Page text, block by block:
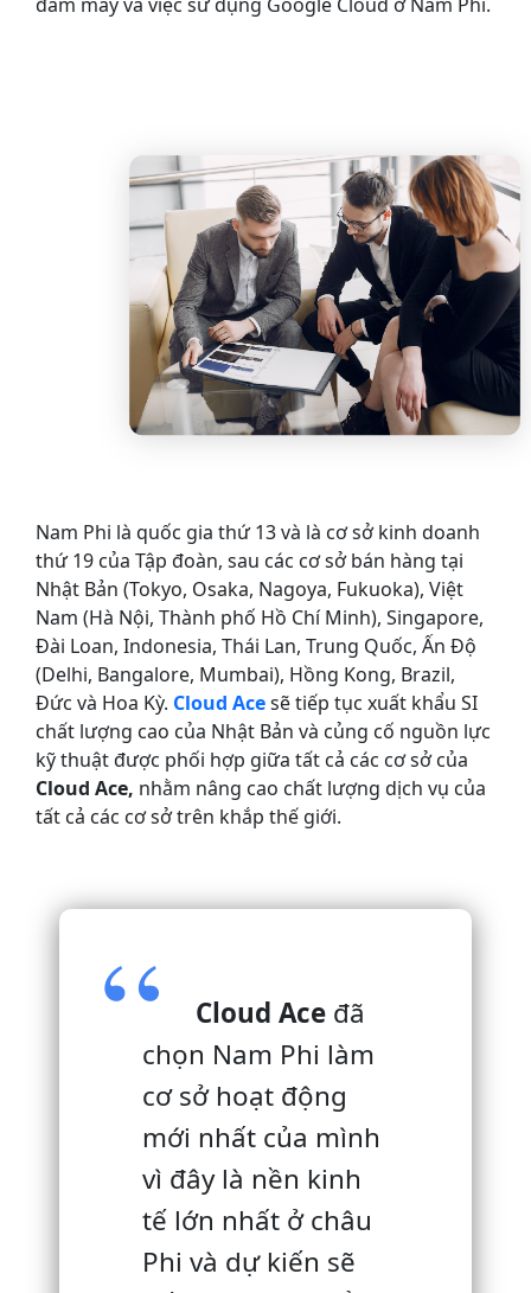
Nam Phi là quốc gia thứ 13 và là cơ sở kinh doanh
thứ 19 của Tập đoàn, sau các cơ sở bán hàng tại
Nhật Bản (Tokyo, Osaka, Nagoya, Fukuoka), Việt
Nam (Hà Nội, Thành phố Hồ Chí Minh), Singapore,
Đài Loan, Indonesia, Thái Lan, Trung Quốc, Ấn Độ
(Delhi, Bangalore, Mumbai), Hồng Kong, Brazil,
Đức và Hoa Kỳ. Cloud Acesẽ tiếp tục xuất khẩu SI
chất lượng cao của Nhật Bản và củng cố nguồn lực
kỹ thuật được phối hợp giữa tất cả các cơ sở của
Cloud Ace, nhằm nâng cao chất lượng dịch vụ của
tất cả các cơ sở trên khắp thế giới.
Cloud Aceđã
chọn Nam Phi làm
cơ sở hoạt động
mới nhất của mình
vì đây là nền kinh
tế lớn nhất ở châu
Phi và dự kiến ​​sẽ